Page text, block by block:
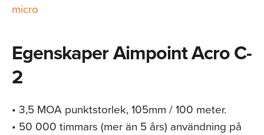
micro
Egenskaper Aimpoint Acro C-
2
• 3,5 MOA punktstorlek, 105mm / 100 meter.
• 50 000 timmars (mer än 5 års) användning på